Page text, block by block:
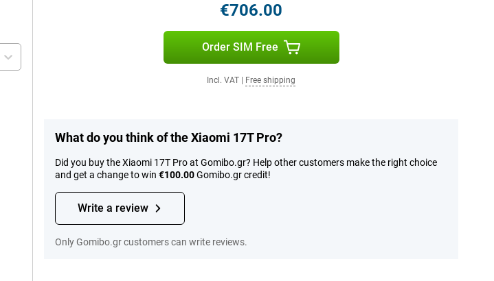
€706.00
Order SIM Free
Incl. VAT Free shipping
What do you think of the Xiaomi 17T Pro?
Did you buy the Xiaomi 17T Pro at Gomibo.gr? Help other customers make the right choice
and get a change to win €100.00Gomibo.gr credit!
Write a review
Only Gomibo.gr customers can write reviews.